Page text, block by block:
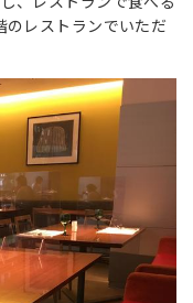
のレストランでいただ